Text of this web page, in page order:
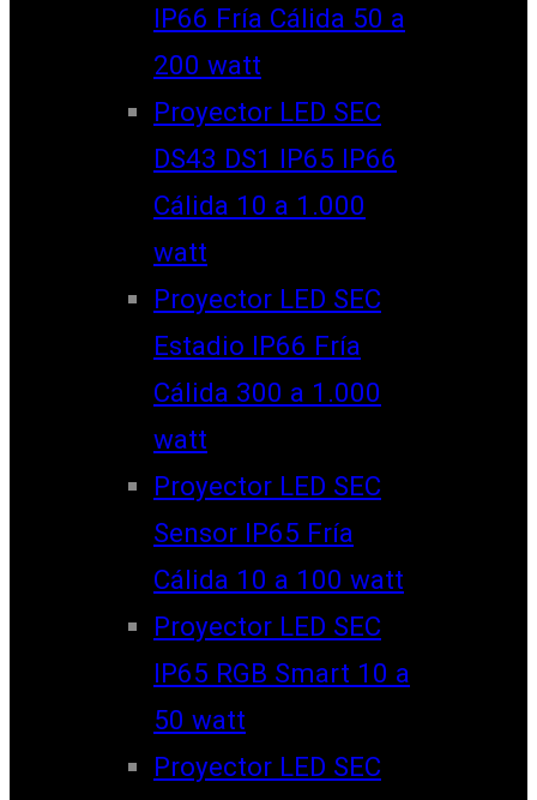
IP66 Fría Cálida 50 a
200 watt
Proyector LED SEC
DS43 DS1 IP65 IP66
Cálida 10 a 1.000
watt
Proyector LED SEC
Estadio IP66 Fría
Cálida 300 a 1.000
watt
Proyector LED SEC
Sensor IP65 Fría
Cálida 10 a 100 watt
Proyector LED SEC
IP65 RGB Smart 10 a
50 watt
Proyector LED SEC